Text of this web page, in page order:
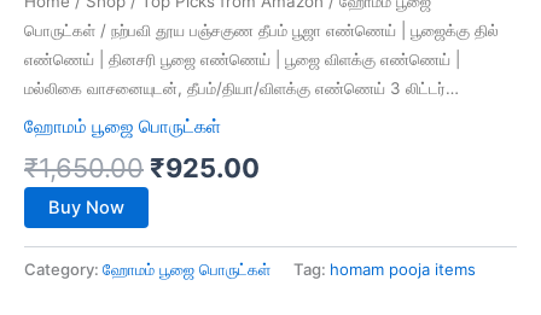
பொருட்கள் / நற்பவி தூய பஞ்சகுண தீபம் பூஜா எண்ணெய் | பூஜைக்கு தில்
எண்ணெய் | தினசரி பூஜை எண்ணெய் | பூஜை விளக்கு எண்ணெய் |
மல்லிகை வாசனையுடன், தீபம்/தியா/விளக்கு எண்ணெய் 3 லிட்டர்…
ஹோமம் பூஜை பொருட்கள்
₹1,650.00 ₹925.00
Buy Now
Category: ஹோமம் பூஜை பொருட்கள் Tag: homam pooja items